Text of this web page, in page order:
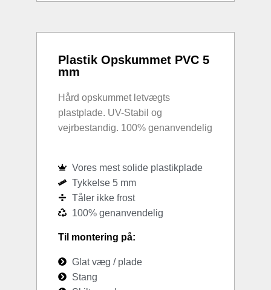
Plastik Opskummet PVC 5
mm
Hård opskummet letvægts
plastplade. UV-Stabil og
vejrbestandig. 100% genanvendelig
Vores mest solide plastikplade
Tykkelse 5 mm
Tåler ikke frost
100% genanvendelig
Til montering på:
Glat væg / plade
Stang